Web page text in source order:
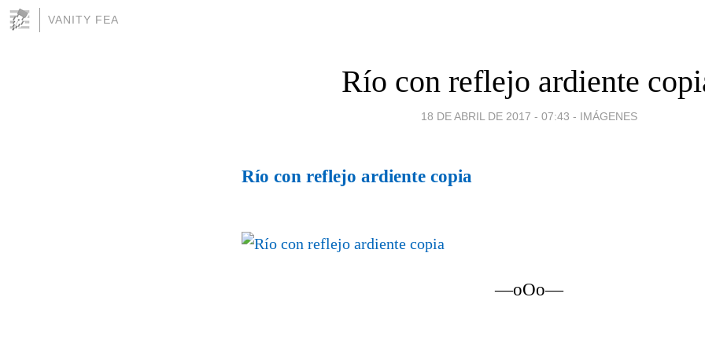
VANITY FEA
Río con reflejo ardiente
18 DE ABRIL DE 2017 - 07:43 - IMÁGENES
Río con reflejo ardiente copia
—oOo—